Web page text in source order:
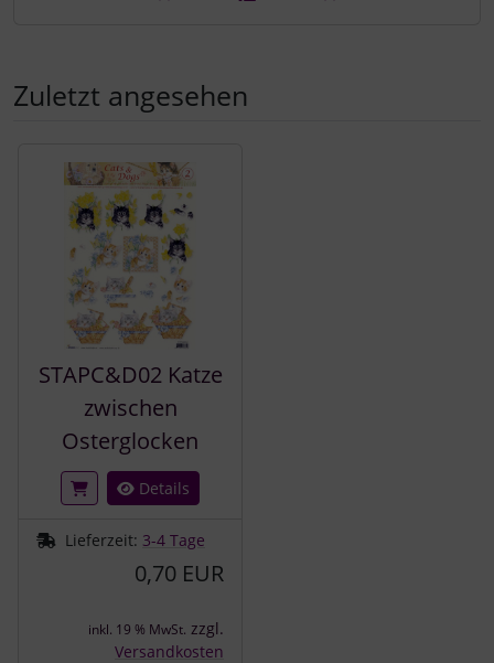
Zuletzt angesehen
STAPC&D02 Katze
zwischen
Osterglocken
Details
Lieferzeit: 3-4 Tage
0,70 EUR
inkl. 19 % MwSt. zzgl.
Versandkosten